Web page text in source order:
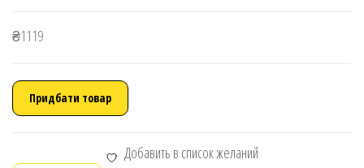
₴1119
Придбати товар
Добавить в список желаний